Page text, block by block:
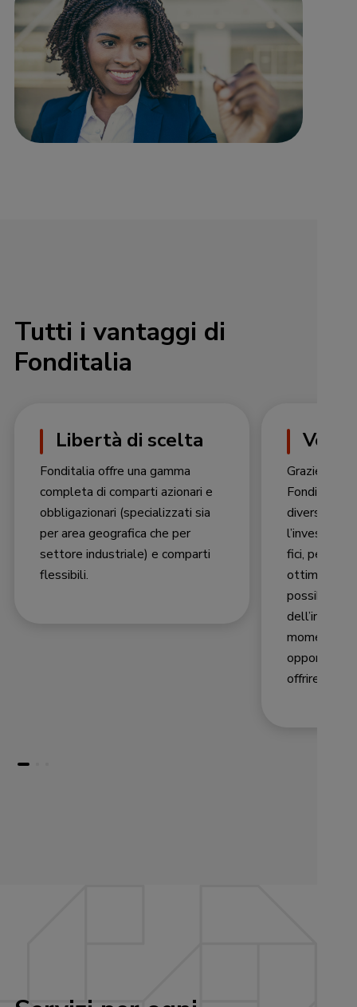
Tutti i vantaggi di
Fonditalia
Libertà di scelta
Fonditalia offre una gamma
completa di comparti azionari e
obbligazionari (specializzati sia
per area geogra­fica che per
settore industriale) e comparti
flessibili.
Grazie alla
Fonditalia è
diversi
fici, per
ottimizzare
possibile
momento
opportunità
offrire.